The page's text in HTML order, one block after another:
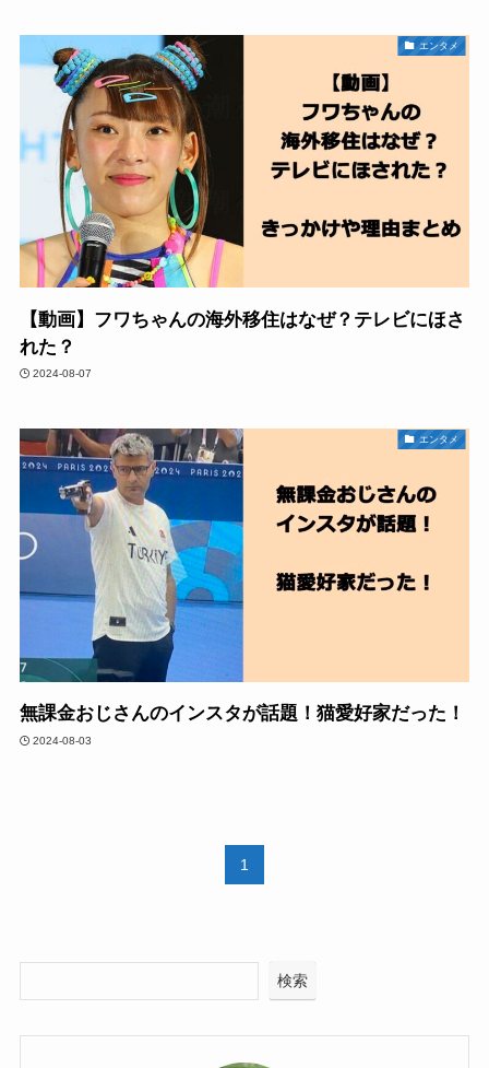
エンタメ
【動画】フワちゃんの海外移住はなぜ？テレビにほさ
れた？
2024-08-07
エンタメ
無課金おじさんのインスタが話題！猫愛好家だった！
2024-08-03
1
検索